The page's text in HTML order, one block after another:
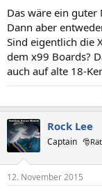
Das wäre ein
Dann aber
Sind eigentlich die
dem x99 Boards?
auch auf alte 18-
Rock Lee
Captain
12. November 2015